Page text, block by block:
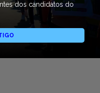
dos candidatos do